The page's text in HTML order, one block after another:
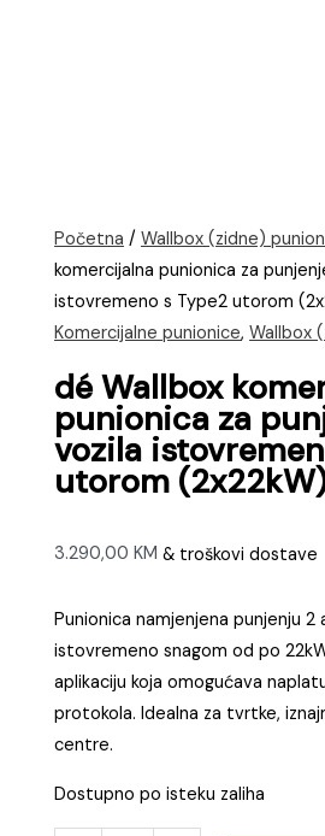
Početna /Wallbox (zidne)
komercijalna punionica za
istovremeno s Type2 utorom
Komercijalne punionice,Wallbox
dé Wallbox
punionica za
vozila
utorom
3.290,00KM & troškovi dostave
Punionica namjenjena punjenju 2
istovremeno snagom od po
aplikaciju koja omogućava
protokola. Idealna za tvrtke,
centre.
Dostupno po isteku zaliha